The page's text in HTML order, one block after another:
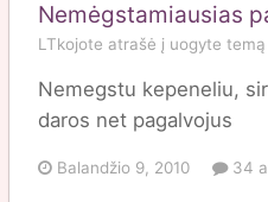
Nemėgstamiausias
LTkojote atrašė į uogyte temą
Nemegstu kepeneliu,
daros net pagalvojus
Balandžio 9, 2010 34